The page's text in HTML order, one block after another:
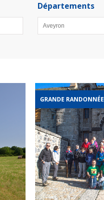
Départements
GRANDE RANDONNÉE